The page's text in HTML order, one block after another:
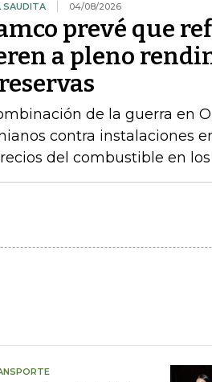
SAUDITA 04/08/2026
prevé que
a pleno
de la guerra en
contra instalaciones
del combustible en